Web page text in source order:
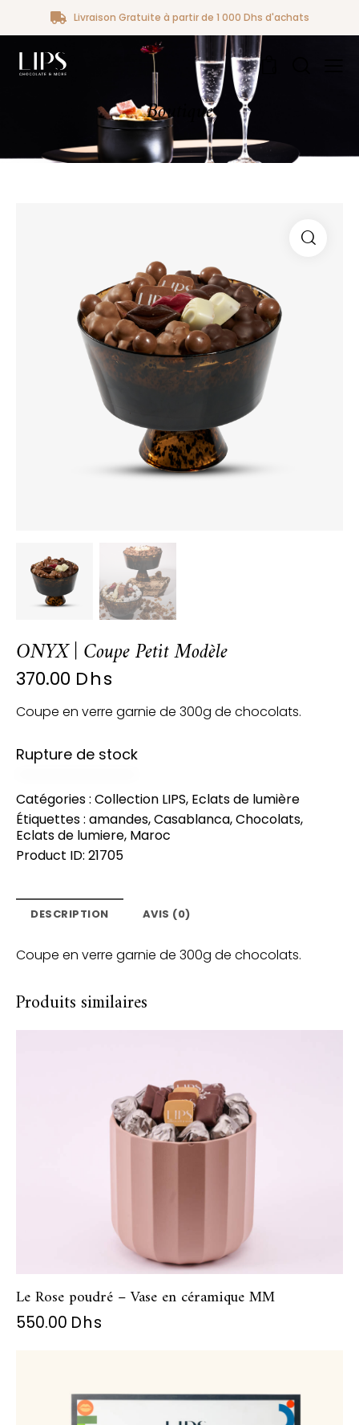
Livraison Gratuite à partir de 1 000 Dhs d'achats
Boutique
ONYX | Coupe Petit Modèle
370.00 Dhs
Coupe en verre garnie de 300g de chocolats.
Rupture de stock
Catégories : Collection LIPS, Eclats de lumière
Étiquettes : amandes,Casablanca,Chocolats,
Eclats de lumiere, Maroc
Product ID: 21705
DESCRIPTION AVIS (0)
Coupe en verre garnie de 300g de chocolats.
Produits similaires
Le Rose poudré – Vase en céramique MM
550.00 Dhs